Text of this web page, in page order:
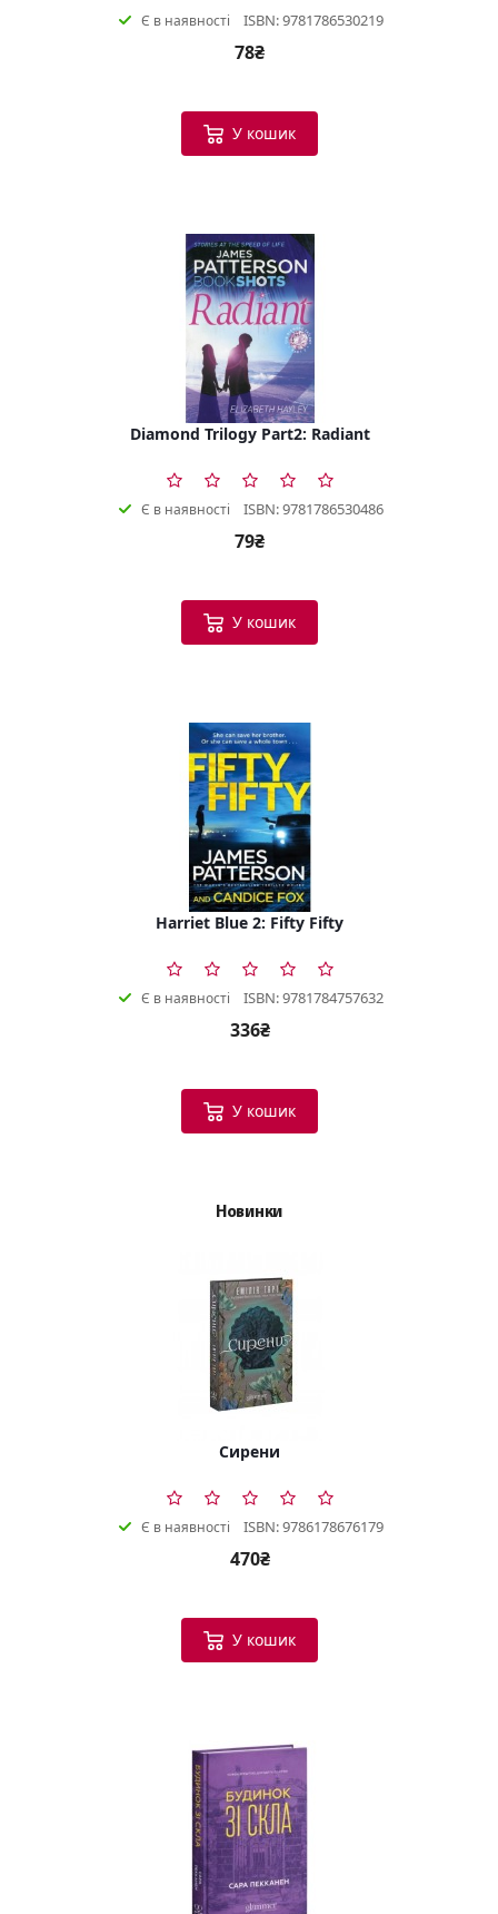
Є в наявності ISBN: 9781786530219
78₴
У кошик
Diamond Trilogy Part2: Radiant
Є в наявності ISBN: 9781786530486
79₴
У кошик
Harriet Blue 2: Fifty Fifty
Є в наявності ISBN: 9781784757632
336₴
У кошик
Новинки
Сирени
Є в наявності ISBN: 9786178676179
470₴
У кошик